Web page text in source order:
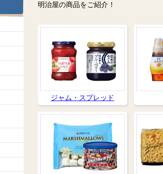
明治屋の商品をご紹介！
ジャム・スプレッド